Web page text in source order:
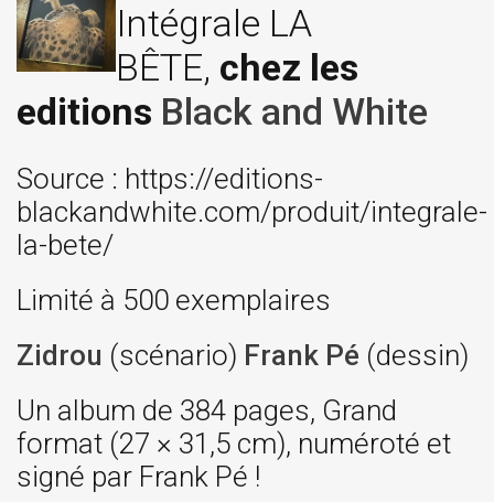
Intégrale LA
BÊTE, chez les
editions Black and White
Source : https://editions-
blackandwhite.com/produit/integrale-
la-bete/
Limité à 500 exemplaires
Zidrou (scénario) Frank Pé (dessin)
Un album de 384 pages, Grand
format (27 × 31,5 cm), numéroté et
signé par Frank Pé !